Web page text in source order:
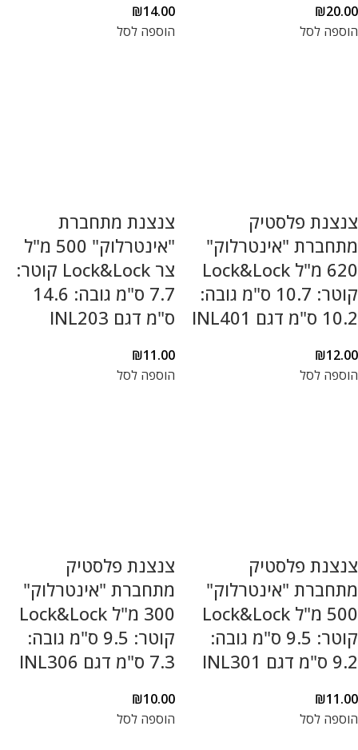
₪20.00
הוספה לסל
₪14.00
הוספה לסל
צנצנת פלסטיק
מתחברת "אינטרלוק"
620 מ"ל Lock&Lock
קוטר: 10.7 ס"מ גובה:
10.2 ס"מ דגם INL401
₪12.00
הוספה לסל
צנצנת מתחברת
"אינטרלוק" 500 מ"ל
צר Lock&Lock קוטר:
7.7 ס"מ גובה: 14.6
ס"מ דגם INL203
₪11.00
הוספה לסל
צנצנת פלסטיק
מתחברת "אינטרלוק"
500 מ"ל Lock&Lock
קוטר: 9.5 ס"מ גובה:
9.2 ס"מ דגם INL301
₪11.00
הוספה לסל
צנצנת פלסטיק
מתחברת "אינטרלוק"
300 מ"ל Lock&Lock
קוטר: 9.5 ס"מ גובה:
7.3 ס"מ דגם INL306
₪10.00
הוספה לסל